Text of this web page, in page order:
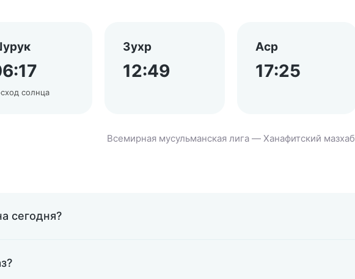
солнца
Зухр
12:49
Аср
17:25
Всемирная мусульманская лига — Ханафитский мазхаб
сегодня?